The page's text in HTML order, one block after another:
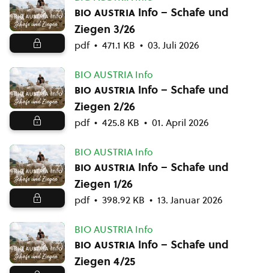
bio austria Info – Schafe und
Ziegen 3/26
pdf 471.1 KB 03. Juli 2026
BIO AUSTRIA Info
bio austria Info – Schafe und
Ziegen 2/26
pdf 425.8 KB 01. April 2026
BIO AUSTRIA Info
bio austria Info – Schafe und
Ziegen 1/26
pdf 398.92 KB 13. Januar 2026
BIO AUSTRIA Info
bio austria Info – Schafe und
Ziegen 4/25